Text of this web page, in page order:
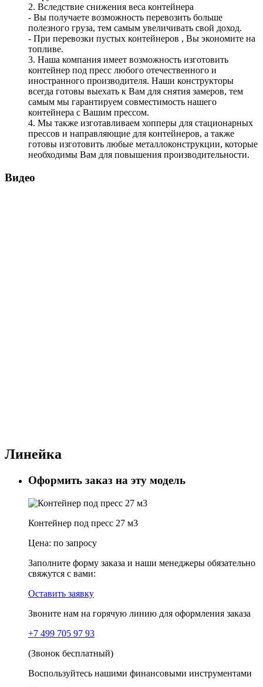
2. Вследствие снижения веса контейнера
- Вы получаете возможность перевозить больше
полезного груза, тем самым увеличивать свой доход.
- При перевозки пустых контейнеров , Вы экономите на
топливе.
3. Наша компания имеет возможность изготовить
контейнер под пресс любого отечественного и
иностранного производителя. Наши конструкторы
всегда готовы выехать к Вам для снятия замеров, тем
самым мы гарантируем совместимость нашего
контейнера с Вашим прессом.
4. Мы также изготавливаем хопперы для стационарных
прессов и направляющие для контейнеров, а также
готовы изготовить любые металлоконструкции, которые
необходимы Вам для повышения производительности.
Видео
Линейка
Оформить заказ на эту модель
Контейнер под пресс 27 м3
Цена: по запросу
Заполните форму заказа и наши менеджеры обязательно
свяжутся с вами:
Оставить заявку
Звоните нам на горячую линию для оформления заказа
+7 499 705 97 93
(Звонок бесплатный)
Воспользуйтесь нашими финансовыми инструментами